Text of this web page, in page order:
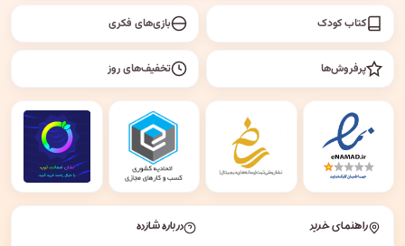
کتاب کودک بازی‌های فکری
پرفروش‌ها تخفیف‌های روز
راهنمای خرید درباره شازده